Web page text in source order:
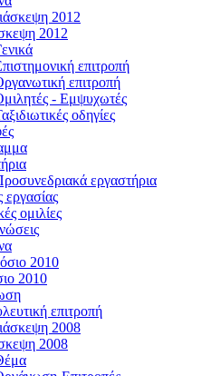
2012
2012
επιτροπή
επιτροπή
- Εμψυχωτές
οδηγίες
εργαστήρια
ομιλίες
2010
2010
επιτροπή
2008
2008